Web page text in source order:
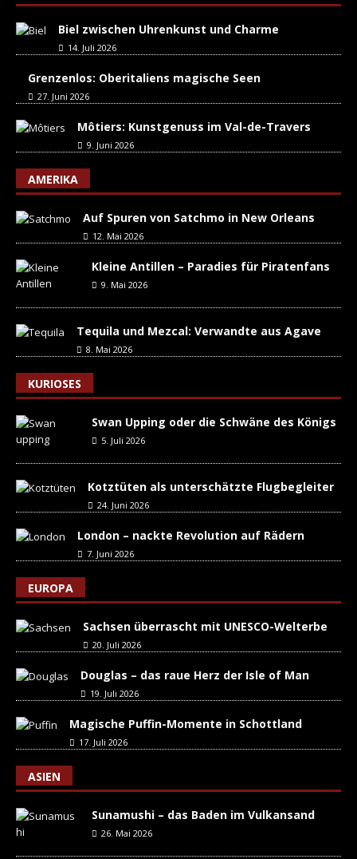
Biel zwischen Uhrenkunst und Charme
14. Juli 2026
Grenzenlos: Oberitaliens magische Seen
27. Juni 2026
Môtiers: Kunstgenuss im Val-de-Travers
9. Juni 2026
AMERIKA
Auf Spuren von Satchmo in New Orleans
12. Mai 2026
Kleine Antillen – Paradies für Piratenfans
9. Mai 2026
Tequila und Mezcal: Verwandte aus Agave
8. Mai 2026
KURIOSES
Swan Upping oder die Schwäne des Königs
5. Juli 2026
Kotztüten als unterschätzte Flugbegleiter
24. Juni 2026
London – nackte Revolution auf Rädern
7. Juni 2026
EUROPA
Sachsen überrascht mit UNESCO-Welterbe
20. Juli 2026
Douglas – das raue Herz der Isle of Man
19. Juli 2026
Magische Puffin-Momente in Schottland
17. Juli 2026
ASIEN
Sunamushi – das Baden im Vulkansand
26. Mai 2026